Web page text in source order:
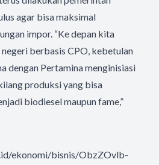
agar bisa maksimal
impor. “Ke depan kita
berbasis CPO, kebetulan
dengan Pertamina menginisiasi
produksi yang bisa
biodiesel maupun fame,”
ekonomi/bisnis/ObzZOvlb-